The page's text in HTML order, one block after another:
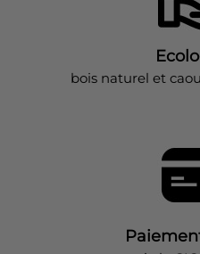
bois naturel et